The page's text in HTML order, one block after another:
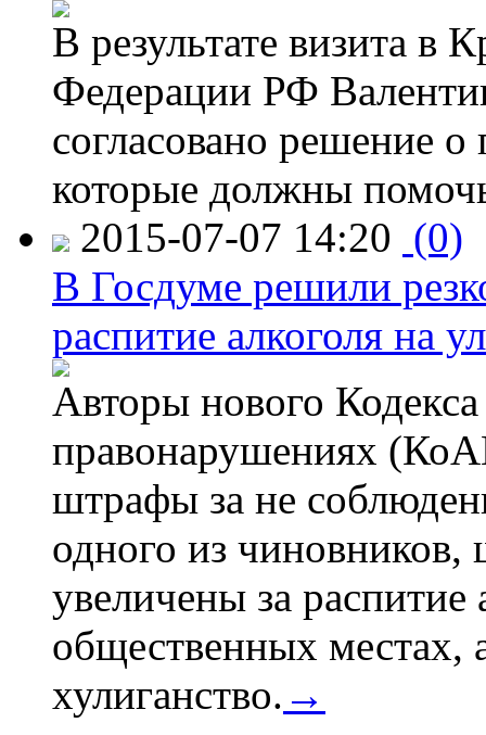
В результате визита в
Федерации РФ
согласовано решение
которые должны
2015-07-07 14:20 (0)
В Госдуме решили
распитие алкоголя на
Авторы нового
правонарушениях
штрафы за не
одного из
увеличены за распитие
общественных местах,
хулиганство. →